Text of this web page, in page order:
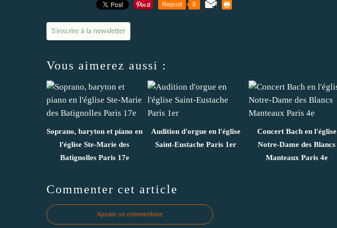
Repost 0
S'inscrire à la newsletter
Vous aimerez aussi :
Soprano, baryton et piano en
l'église Ste-Marie des
Batignolles Paris 17e
Audition d'orgue en l'église
Saint-Eustache Paris 1er
Concert Bach en l'église
Notre-Dame des Blancs
Manteaux Paris 4e
Commenter cet article
Ajouter un commentaire